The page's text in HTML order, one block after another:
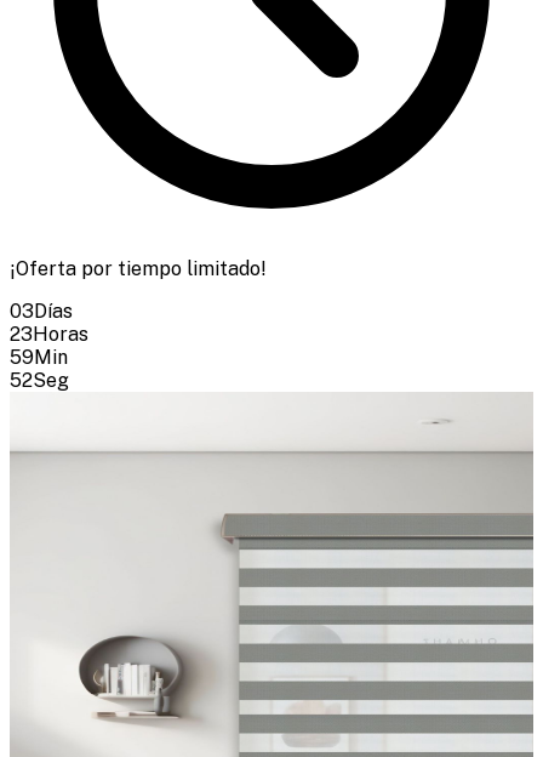
¡Oferta por tiempo limitado!
03Días
23Horas
59Min
51Seg